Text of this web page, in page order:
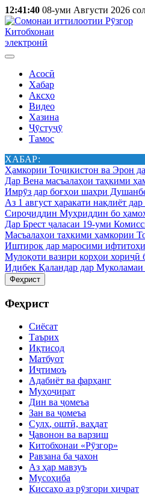
12:41:40 08-уми Августи 2026
Китобхонаи
электронӣ
Асосӣ
Хабар
Аксҳо
Видео
Хазина
Ҷӯстуҷӯ
Тамос
ХАБАР:
Ҳамкории Тоҷикистон ва Эрон
Дар Вена масъалаҳои таҳкими
Имрӯз дар боғҳои шаҳри
Аз 1 август ҳаракати нақлиёт
Сироҷиддин Муҳриддин бо
Дар Брест ҷаласаи 19-уми
Масъалаҳои таҳкими ҳамкории
Иштирок дар маросими
Мулоқоти вазири корҳои
Идибек Қаландар дар
Феҳрист
Феҳрист
Сиёсат
Таърих
Иқтисод
Матбуот
Иҷтимоъ
Адабиёт ва фарҳанг
Муҳоҷират
Дин ва ҷомеъа
Зан ва ҷомеъа
Сулҳ, оштӣ, ваҳдат
Ҷавонон ва варзиш
Китобхонаи «Рӯзгор»
Равзана ба ҷахон
Аз ҳар мавзуъ
Мусоҳиба
Қиссаҳо аз рӯзгори ҳиҷрат